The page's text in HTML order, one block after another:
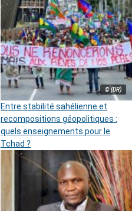
© (DR)
Entre stabilité sahélienne et
recompositions géopolitiques :
quels enseignements pour le
Tchad ?